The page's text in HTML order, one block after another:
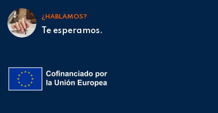
¿HABLAMOS?
Te esperamos.